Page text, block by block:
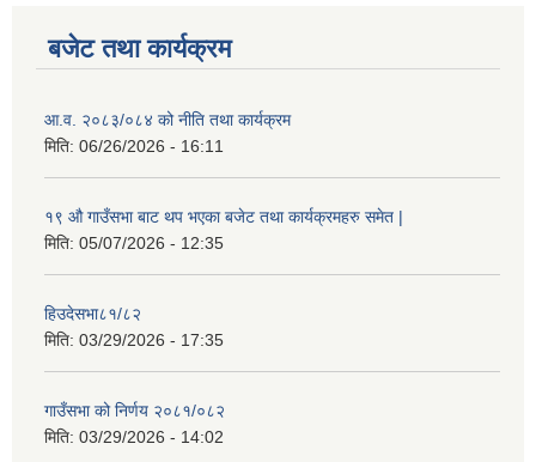
बजेट तथा कार्यक्रम
आ.व. २०८३/०८४ को नीति तथा कार्यक्रम
मिति: 06/26/2026 - 16:11
१९ औ गाउँसभा बाट थप भएका बजेट तथा कार्यक्रमहरु समेत |
मिति: 05/07/2026 - 12:35
हिउदेसभा८१/८२
मिति: 03/29/2026 - 17:35
गाउँसभा को निर्णय २०८१/०८२
मिति: 03/29/2026 - 14:02